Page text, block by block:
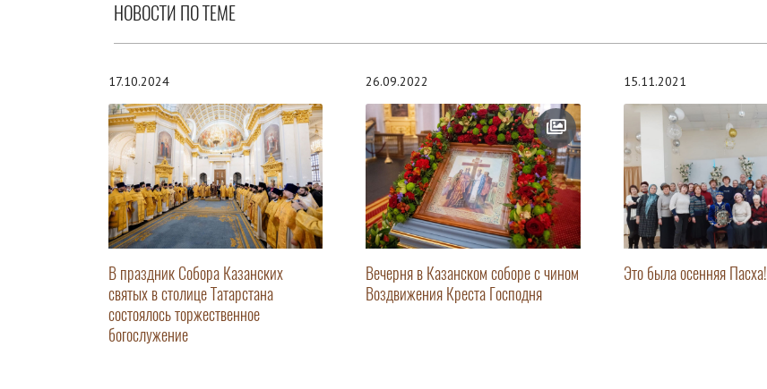
НОВОСТИ ПО ТЕМЕ
17.10.2024
В праздник Собора Казанских
святых в столице Татарстана
состоялось торжественное
богослужение
26.09.2022
Вечерня в Казанском соборе с чином
Воздвижения Креста Господня
15.11.2021
Это была осенняя Пасха!